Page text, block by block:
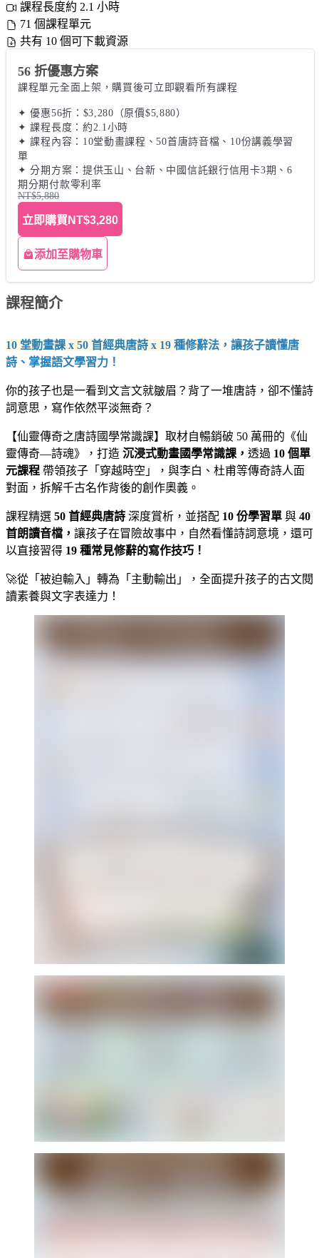
課程長度約 2.1 小時
71 個課程單元
共有 10 個可下載資源
56 折優惠方案
課程單元全面上架，購買後可立即觀看所有課程
✦ 優惠56折：$3,280（原價$5,880）
✦ 課程長度：約2.1小時
✦ 課程內容：10堂動畫課程、50首唐詩音檔、10份講義學習
單
✦ 分期方案：提供玉山、台新、中國信託銀行信用卡3期、6
期分期付款零利率
NT$5,880
立即購買 NT$3,280
添加至購物車
課程簡介
10 堂動畫課 x 50 首經典唐詩 x 19 種修辭法 ，讓孩子讀懂唐
詩、掌握語文學習力！
你的孩子也是一看到文言文就皺眉？背了一堆唐詩，卻不懂詩
詞意思，寫作依然平淡無奇？
【仙靈傳奇之唐詩國學常識課】取材自暢銷破 50 萬冊的《仙
靈傳奇—詩魂》，打造 沉浸式動畫國學常識課， 透過 10 個單
元課程 帶領孩子「穿越時空」，與李白、杜甫等傳奇詩人面
對面，拆解千古名作背後的創作奧義。
課程精選 50 首經典唐詩 深度賞析，並搭配 10 份學習單 與 40
首朗讀音檔， 讓孩子在冒險故事中，自然看懂詩詞意境，還可
以直接習得 19 種常見修辭的寫作技巧！
🚀從「被迫輸入」轉為「主動輸出」，全面提升孩子的古文閱
讀素養與文字表達力！